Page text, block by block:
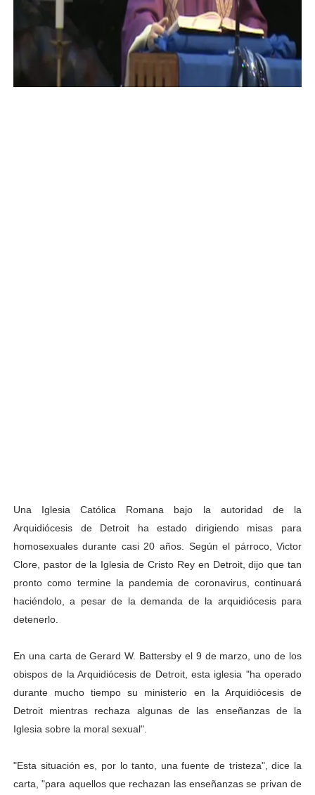
Una Iglesia Católica Romana bajo la autoridad de la
Arquidiócesis de Detroit ha estado dirigiendo misas para
homosexuales durante casi 20 años. Según el párroco, Victor
Clore, pastor de la Iglesia de Cristo Rey en Detroit, dijo que tan
pronto como termine la pandemia de coronavirus, continuará
haciéndolo, a pesar de la demanda de la arquidiócesis para
detenerlo.
En una carta de Gerard W. Battersby el 9 de marzo, uno de los
obispos de la Arquidiócesis de Detroit, esta iglesia "ha operado
durante mucho tiempo su ministerio en la Arquidiócesis de
Detroit mientras rechaza algunas de las enseñanzas de la
Iglesia sobre la moral sexual".
"Esta situación es, por lo tanto, una fuente de tristeza", dice la
carta, "para aquellos que rechazan las enseñanzas se privan de